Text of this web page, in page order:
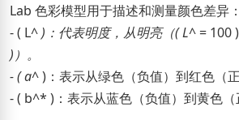
Lab 色彩模型用于描述和测量颜色差异：
- ( L^)：代表明度，从明亮（( L^ = 100
)）。
- ( a^)：表示从绿色（负值）到红色（正
- ( b^* )：表示从蓝色（负值）到黄色（